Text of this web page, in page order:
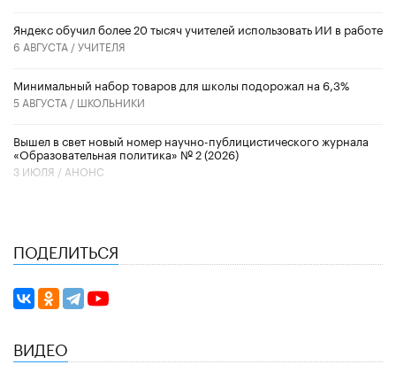
​Яндекс обучил более 20 тысяч учителей использовать ИИ в работе
6 АВГУСТА /УЧИТЕЛЯ
Минимальный набор товаров для школы подорожал на 6,3%
5 АВГУСТА / ШКОЛЬНИКИ
Вышел в свет новый номер научно-публицистического журнала
«Образовательная политика» № 2 (2026)
3 ИЮЛЯ / АНОНС
ПОДЕЛИТЬСЯ
ВИДЕО